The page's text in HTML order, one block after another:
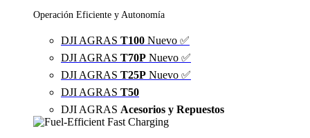
Operación Eficiente y Autonomía
DJI AGRAS T100 Nuevo ✅
DJI AGRAS T70P Nuevo ✅
DJI AGRAS T25P Nuevo ✅
DJI AGRAS T50
DJI AGRAS Acesorios y Repuestos